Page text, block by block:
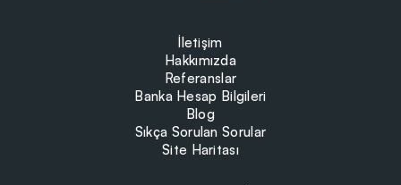
İletişim
Hakkımızda
Referanslar
Banka Hesap Bilgileri
Blog
Sıkça Sorulan Sorular
Site Haritası